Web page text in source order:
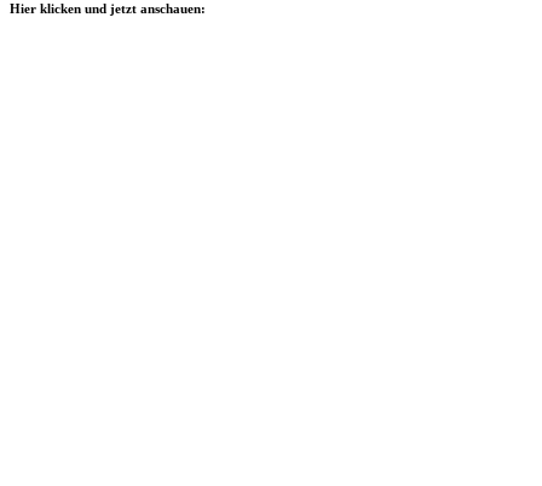
Hier klicken und jetzt anschauen: